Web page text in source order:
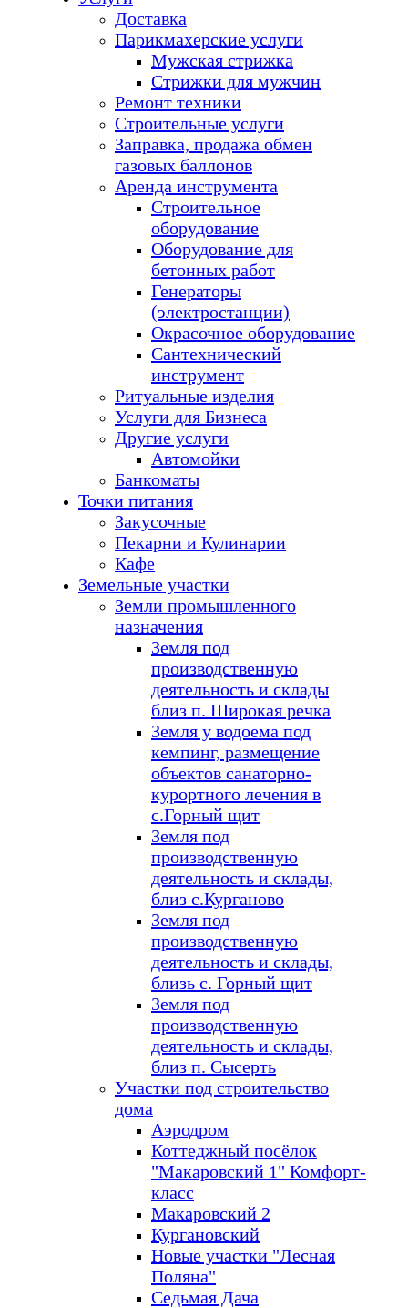
Доставка
Парикмахерские услуги
Мужская стрижка
Стрижки для мужчин
Ремонт техники
Строительные услуги
Заправка, продажа обмен
газовых баллонов
Аренда инструмента
Строительное
оборудование
Оборудование для
бетонных работ
Генераторы
(электростанции)
Окрасочное оборудование
Сантехнический
инструмент
Ритуальные изделия
Услуги для Бизнеса
Другие услуги
Автомойки
Банкоматы
Точки питания
Закусочные
Пекарни и Кулинарии
Кафе
Земельные участки
Земли промышленного
назначения
Земля под
производственную
деятельность и склады
близ п. Широкая речка
Земля у водоема под
кемпинг, размещение
объектов санаторно-
курортного лечения в
с.Горный щит
Земля под
производственную
деятельность и склады,
близ с.Курганово
Земля под
производственную
деятельность и склады,
близь с. Горный щит
Земля под
производственную
деятельность и склады,
близ п. Сысерть
Участки под строительство
дома
Аэродром
Коттеджный посёлок
"Макаровский 1" Комфорт-
класс
Макаровский 2
Кургановский
Новые участки "Лесная
Поляна"
Седьмая Дача